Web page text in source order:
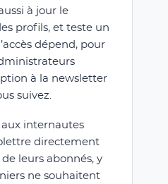
à jour le
profils, et teste un
dépend, pour
à la newsletter
suivez.
aux internautes
directement
leurs abonnés, y
ne souhaitent